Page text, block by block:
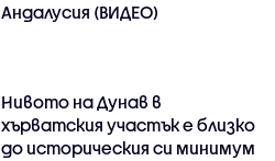
Андалусия (ВИДЕО)
Нивото на Дунав в
хърватския участък е близко
до историческия си минимум